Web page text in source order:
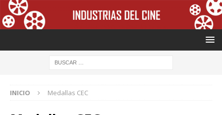
INICIO Medallas CEC